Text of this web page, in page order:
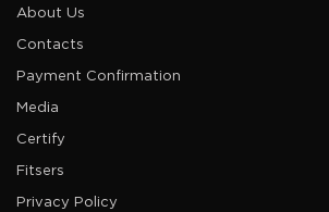
About Us
Contacts
Payment Confirmation
Media
Certify
Fitsers
Privacy Policy